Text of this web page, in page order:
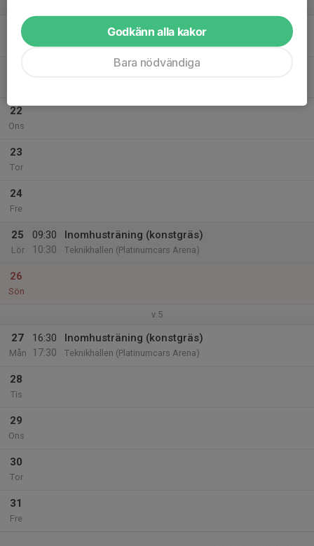
20
Mån
Inomhusträning (konstgräs)
22
Ons
23
Tor
24
Fre
25
Lör
09:30
10:30
Inomhusträning (konstgräs)
Teknikhallen (Platinumcars Arena)
26
Sön
v.5
27
Mån
16:30
17:30
Inomhusträning (konstgräs)
Teknikhallen (Platinumcars Arena)
28
Tis
29
Ons
30
Tor
31
Fre
Godkänn alla kakor
Bara nödvändiga